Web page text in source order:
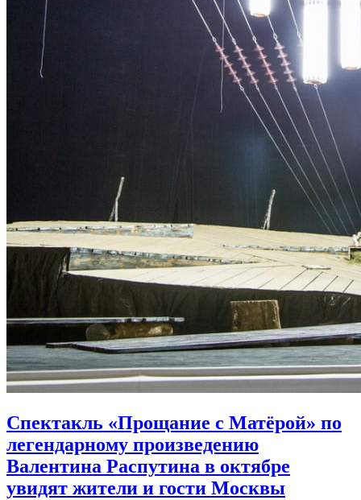
Спектакль «Прощание с Матёрой» по
легендарному произведению
Валентина Распутина в октябре
увидят жители и гости Москвы